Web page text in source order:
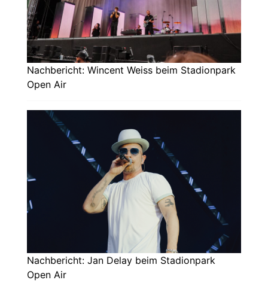
Nachbericht: Wincent Weiss beim Stadionpark
Open Air
Nachbericht: Jan Delay beim Stadionpark
Open Air